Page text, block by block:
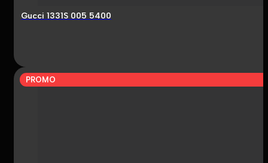
Gucci 1331S 005 5400
PROMO